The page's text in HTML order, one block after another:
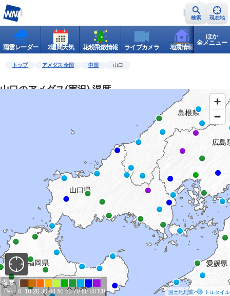
検索 現在地
雨雲レーダー 2週間天気 花粉飛散情報 ライブカメラ 地震情報 世界天
ほか
全メニュー
トップ アメダス 全国 中国 山口
山口のアメダス(実況) 湿度
国土地理院ベクトルタイル